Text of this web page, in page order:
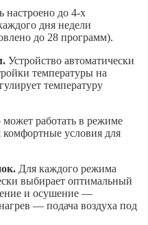
настроено до 4-х
дня недели
до 28 программ).
Устройство автоматически
температуры на
температуру
работать в режиме
условия для
Для каждого режима
выбирает оптимальный
и осушение —
— подача воздуха под